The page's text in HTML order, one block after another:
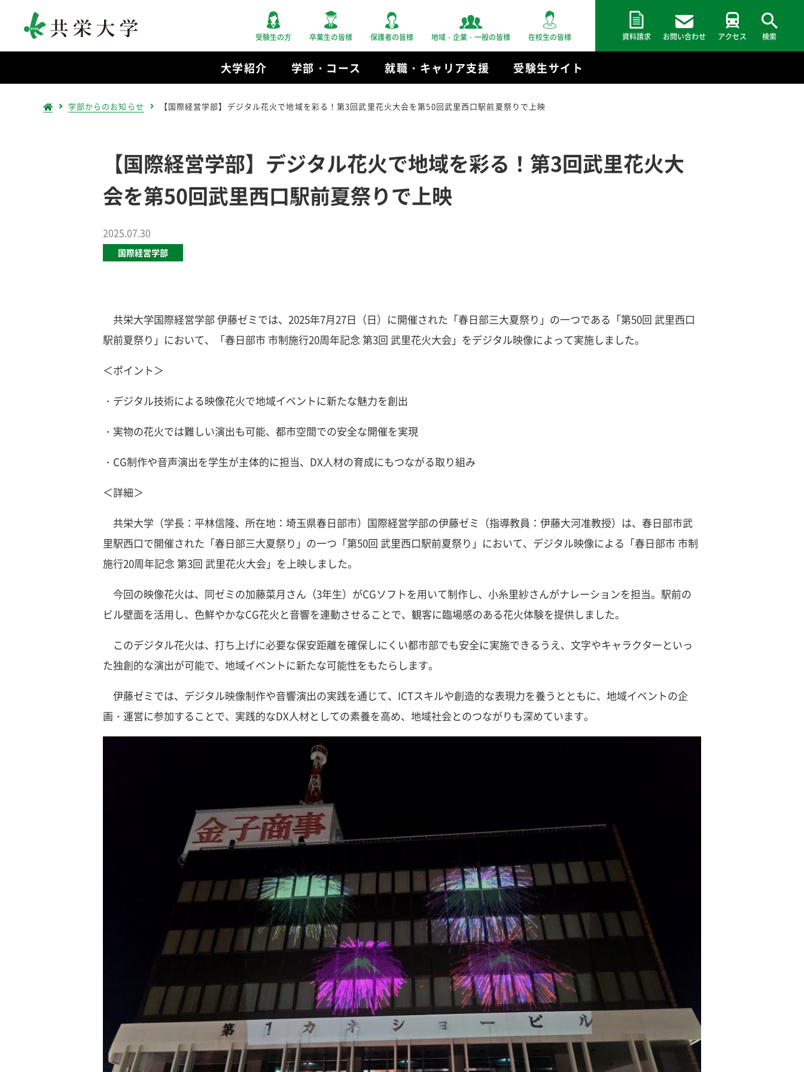
受験生の方 卒業生の皆様 保護者の皆様 地域・企業・一般の皆様 在校生の皆様 資料請求 お問い合わせ アクセス 検索
大学紹介 学部・コース 就職・キャリア支援 受験生サイト
学部からのお知らせ 【国際経営学部】デジタル花火で地域を彩る！第3回武里花火大会を第50回武里西口駅前夏祭りで上映
【国際経営学部】デジタル花火で地域を彩る！第3回武里花火大
会を第50回武里西口駅前夏祭りで上映
2025.07.30
国際経営学部
共栄大学国際経営学部 伊藤ゼミでは、2025年7月27日（日）に開催された「春日部三大夏祭り」の一つである「第50回 武里西口
駅前夏祭り」において、「春日部市 市制施行20周年記念 第3回 武里花火大会」をデジタル映像によって実施しました。
＜ポイント＞
・デジタル技術による映像花火で地域イベントに新たな魅力を創出
・実物の花火では難しい演出も可能、都市空間での安全な開催を実現
・CG制作や音声演出を学生が主体的に担当、DX人材の育成にもつながる取り組み
＜詳細＞
共栄大学（学長：平林信隆、所在地：埼玉県春日部市）国際経営学部の伊藤ゼミ（指導教員：伊藤大河准教授）は、春日部市武
里駅西口で開催された「春日部三大夏祭り」の一つ「第50回 武里西口駅前夏祭り」において、デジタル映像による「春日部市 市制
施行20周年記念 第3回 武里花火大会」を上映しました。
今回の映像花火は、同ゼミの加藤菜月さん（3年生）がCGソフトを用いて制作し、小糸里紗さんがナレーションを担当。駅前の
ビル壁面を活用し、色鮮やかなCG花火と音響を連動させることで、観客に臨場感のある花火体験を提供しました。
このデジタル花火は、打ち上げに必要な保安距離を確保しにくい都市部でも安全に実施できるうえ、文字やキャラクターといっ
た独創的な演出が可能で、地域イベントに新たな可能性をもたらします。
伊藤ゼミでは、デジタル映像制作や音響演出の実践を通じて、ICTスキルや創造的な表現力を養うとともに、地域イベントの企
画・運営に参加することで、実践的なDX人材としての素養を高め、地域社会とのつながりも深めています。